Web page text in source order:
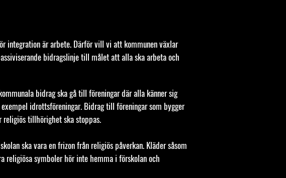
integration är arbete. Därför vill vi att kommunen växlar
bidragslinje till målet att alla ska arbeta och
bidrag ska gå till föreningar där alla känner sig
idrottsföreningar. Bidrag till föreningar som bygger
religiös tillhörighet ska stoppas.
ska vara en frizon från religiös påverkan. Kläder såsom
religiösa symboler hör inte hemma i förskolan och